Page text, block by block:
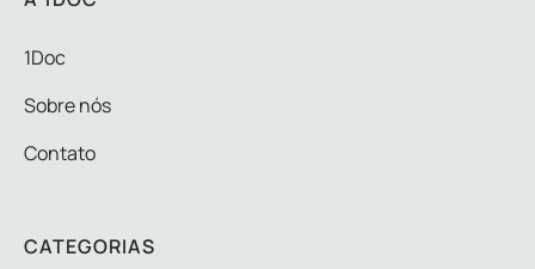
1Doc
Sobre nós
Contato
CATEGORIAS